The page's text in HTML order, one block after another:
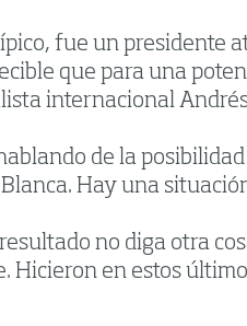
fue un presidente
que para una
internacional
de la
Hay una
no diga otra
en estos